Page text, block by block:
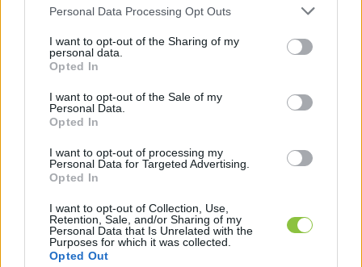
Please note that this website/app uses one or more Google
not limited to your visit or usage behaviour. You may click to
grant or deny consent to Google and its third-party tags to
use your data for below specified purposes in below Google
consent section.
Personal Data Processing Opt Outs
I want to opt-out of the Sharing of my
personal data.
Opted In
I want to opt-out of the Sale of my
Personal Data.
Opted In
I want to opt-out of processing my
Personal Data for Targeted Advertising.
Opted In
I want to opt-out of Collection, Use,
Retention, Sale, and/or Sharing of my
Personal Data that Is Unrelated with the
Purposes for which it was collected.
Opted Out
Vékony zsinórt feszítettek ki
Kecskemét főterére, egy biciklis nő
megsérült
A kecskeméti rendőrök a lakosság segítségét kérik az
ismeretlen személy megtalálásában.
KecsUP Hírek